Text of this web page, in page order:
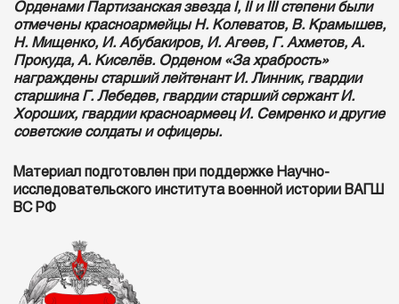
Орденами Партизанская звезда I, II и III степени были
отмечены красноармейцы Н. Колеватов, В. Крамышев,
Н. Мищенко, И. Абубакиров, И. Агеев, Г. Ахметов, А.
Прокуда, А. Киселёв. Орденом «За храбрость»
награждены старший лейтенант И. Линник, гвардии
старшина Г. Лебедев, гвардии старший сержант И.
Хороших, гвардии красноармеец И. Семренко и другие
советские солдаты и офицеры.
Материал подготовлен при поддержке Научно-
исследовательского института военной истории ВАГШ
ВС РФ